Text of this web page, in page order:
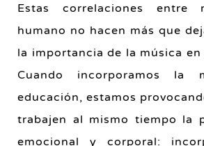
Estas correlaciones entre
humano no hacen más que
la importancia de la música en
Cuando incorporamos la
educación, estamos
trabajen al mismo tiempo la
emocional y corporal: